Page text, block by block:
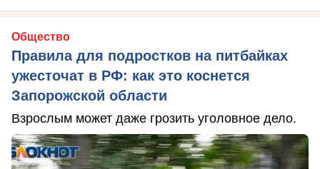
Общество
Правила для подростков на питбайках
ужесточат в РФ: как это коснется
Запорожской области
Взрослым может даже грозить уголовное дело.